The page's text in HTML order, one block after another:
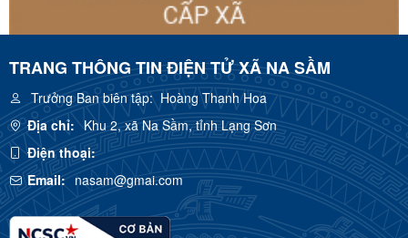
TRANG THÔNG TIN ĐIỆN TỬ XÃ NA SẦM
Trưởng Ban biên tập:Hoàng Thanh Hoa
Địa chỉ: Khu 2, xã Na Sầm, tỉnh Lạng Sơn
Điện thoại:
Email: nasam@gmai.com